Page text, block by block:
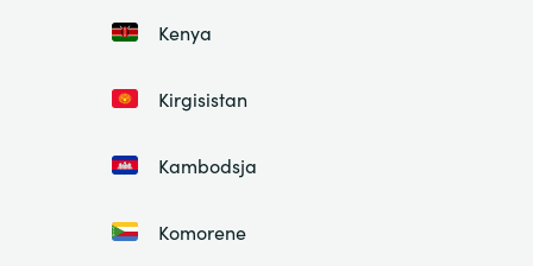
Kenya
Kirgisistan
Kambodsja
Komorene